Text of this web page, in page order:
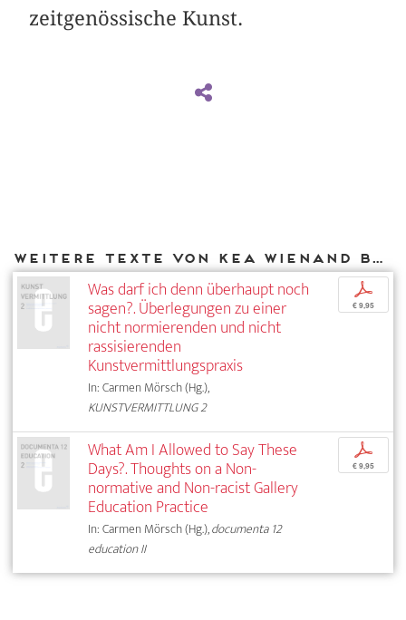
zeitgenössische Kunst.
Weitere Texte von Kea Wienand bei DIAPHANES
Was darf ich denn überhaupt noch
sagen?. Überlegungen zu einer
nicht normierenden und nicht
rassisierenden
Kunstvermittlungspraxis
In: Carmen Mörsch (Hg.),
KUNSTVERMITTLUNG 2
p
€ 9,95
What Am I Allowed to Say These
Days?. Thoughts on a Non-
normative and Non-racist Gallery
Education Practice
In: Carmen Mörsch (Hg.),documenta 12
education II
p
€ 9,95